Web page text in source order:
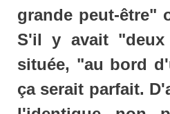
grande peut-être"
S'il y avait
située, "au bord
ça serait parfait.